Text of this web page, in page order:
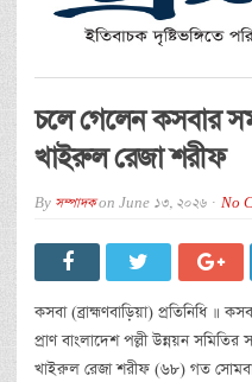
চলে গেলেন কসবার
খাইরুল রেজা শরীফ
By সম্পাদকon June 13, 2026 No
কসবা (ব্রাহ্মণবাড়িয়া) প্রতিনিধি
প্রাণ বাংলাদেশ পল্লী উন্নয়ন
খাইরুল রেজা শরীফ (৬৮) গত